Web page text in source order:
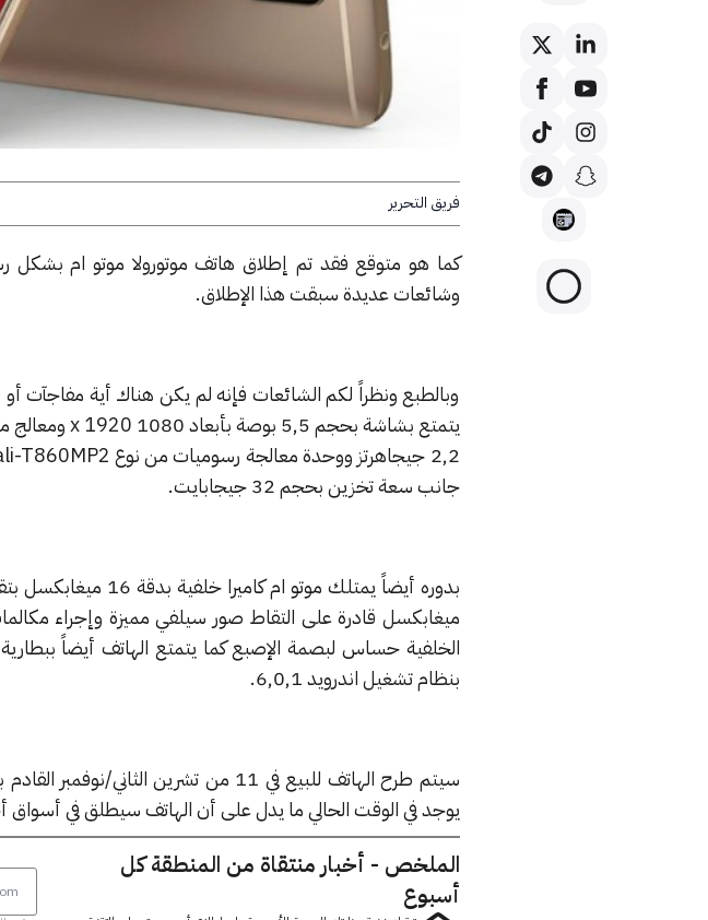
فريق التحرير
كما هو متوقع فقد تم إطلاق هاتف موتورولا موتو ام بشكل
وشائعات عديدة سبقت هذا الإطلاق.
وبالطبع ونظراً لكم الشائعات فإنه لم يكن هناك أية مفاجآت
جانب سعة تخزين بحجم 32 جيجابايت.
ميغابكسل قادرة على التقاط صور سيلفي مميزة وإجراء
بنظام تشغيل اندرويد 6,0,1.
يوجد في الوقت الحالي ما يدل على أن الهاتف سيطلق في أسواق
الملخص - أخبار منتقاة من المنطقة كل
أسبوع